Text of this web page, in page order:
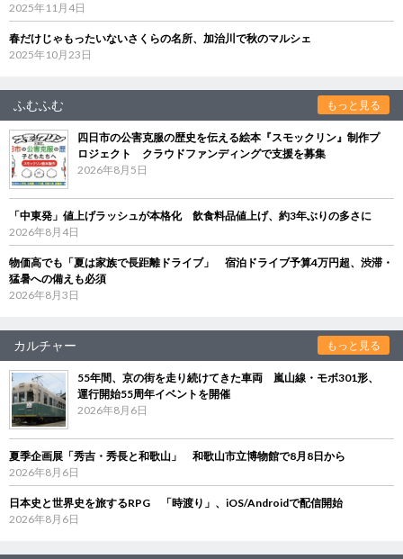
2025年11月4日
春だけじゃもったいないさくらの名所、加治川で秋のマルシェ
2025年10月23日
ふむふむ もっと見る
四日市の公害克服の歴史を伝える絵本『スモックリン』制作プ
ロジェクト クラウドファンディングで支援を募集
2026年8月5日
「中東発」値上げラッシュが本格化 飲食料品値上げ、約3年ぶりの多さに
2026年8月4日
物価高でも「夏は家族で長距離ドライブ」 宿泊ドライブ予算4万円超、渋滞・
猛暑への備えも必須
2026年8月3日
カルチャー もっと見る
55年間、京の街を走り続けてきた車両 嵐山線・モボ301形、
運行開始55周年イベントを開催
2026年8月6日
夏季企画展「秀吉・秀長と和歌山」 和歌山市立博物館で8月8日から
2026年8月6日
日本史と世界史を旅するRPG 「時渡り」、iOS/Androidで配信開始
2026年8月6日